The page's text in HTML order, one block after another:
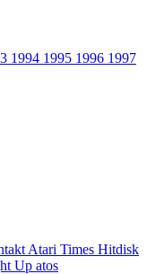
1994 1995 1996 1997
Atari Times Hitdisk
Up atos